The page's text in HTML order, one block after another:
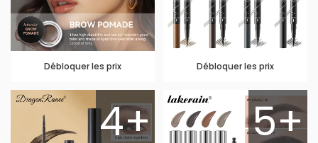
Débloquer les prix Débloquer les prix
4+ 5+